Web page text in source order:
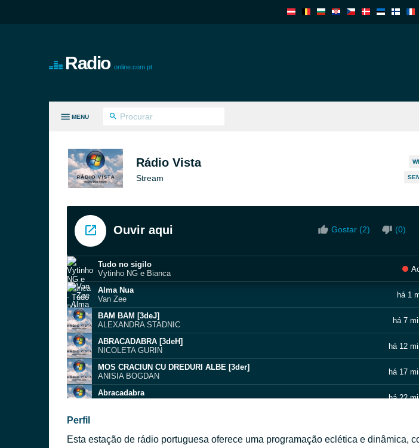
Radio online.com.pt
MENU
Rádio Vista
Stream
Ouvir aqui Gostar (2) (0)
Tudo no sigilo
Vytinho NG e Bianca
Alma Nua
Van Zee
há 1
BAM BAM [3deJ]
ALEXANDRA STADNIC
há 7
ABRACADABRA [3deH]
NICOLETA GURIN
há 12
MOS CRACIUN CU DREDURI ALBE [3der]
ANISIA BOGDAN
há 17
Abracadabra
há 22
No Roots [3bl4]
Perfil
Esta estação de rádio portuguesa oferece uma programação eclética e dinâmica,